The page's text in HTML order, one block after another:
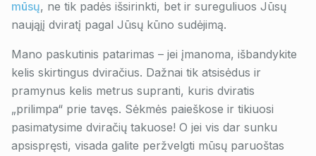
mūsų, ne tik padės išsirinkti, bet ir sureguliuos Jūsų
naująjį dviratį pagal Jūsų kūno sudėjimą.
Mano paskutinis patarimas – jei įmanoma, išbandykite
kelis skirtingus dviračius. Dažnai tik atsisėdus ir
pramynus kelis metrus supranti, kuris dviratis
„prilimpa“ prie tavęs. Sėkmės paieškose ir tikiuosi
pasimatysime dviračių takuose! O jei vis dar sunku
apsispręsti, visada galite peržvelgti mūsų paruoštas